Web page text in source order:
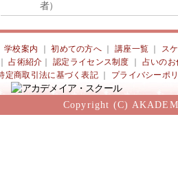
者）
学校案内 ｜初めての方へ 講座一覧
ス
｜占術紹介 ｜認定ライセンス制度
占いのお
定商取引法に基づく表記 プライバシーポ
Copyright (C)